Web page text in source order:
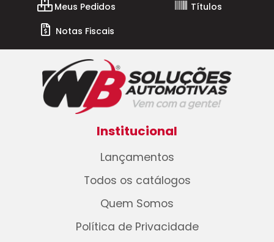
Meus Pedidos
Títulos
Notas Fiscais
Institucional
Lançamentos
Todos os catálogos
Quem Somos
Política de Privacidade